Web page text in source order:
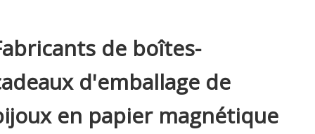
de boîtes-
d'emballage de
en papier magnétique